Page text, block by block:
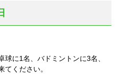
に1名、バドミントンに3名、
ください。